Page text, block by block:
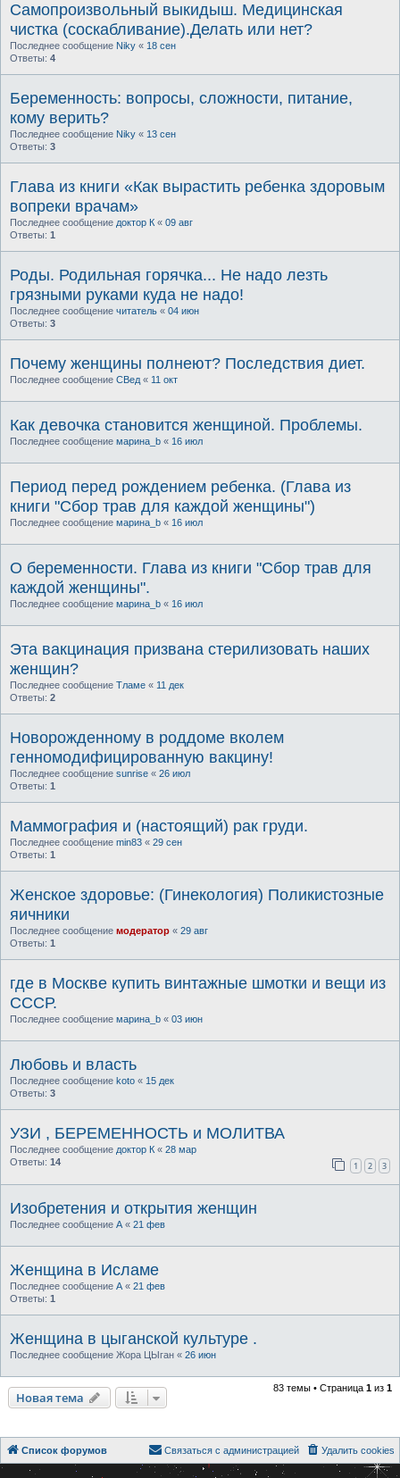
Самопроизвольный выкидыш. Медицинская
чистка (соскабливание).Делать или нет?
Последнее сообщение Niky « 18 сен
Ответы: 4
Беременность: вопросы, сложности, питание,
кому верить?
Последнее сообщение Niky « 13 сен
Ответы: 3
Глава из книги «Как вырастить ребенка здоровым
вопреки врачам»
Последнее сообщение доктор К « 09 авг
Ответы: 1
Роды. Родильная горячка... Не надо лезть
грязными руками куда не надо!
Последнее сообщение читатель « 04 июн
Ответы: 3
Почему женщины полнеют? Последствия диет.
Последнее сообщение СВед « 11 окт
Как девочка становится женщиной. Проблемы.
Последнее сообщение марина_b « 16 июл
Период перед рождением ребенка. (Глава из
книги "Сбор трав для каждой женщины")
Последнее сообщение марина_b « 16 июл
О беременности. Глава из книги "Сбор трав для
каждой женщины".
Последнее сообщение марина_b « 16 июл
Эта вакцинация призвана стерилизовать наших
женщин?
Последнее сообщение Тламе « 11 дек
Ответы: 2
Новорожденному в роддоме вколем
генномодифицированную вакцину!
Последнее сообщение sunrise « 26 июл
Ответы: 1
Маммография и (настоящий) рак груди.
Последнее сообщение min83 « 29 сен
Ответы: 1
Женское здоровье: (Гинекология) Поликистозные
яичники
Последнее сообщение модератор « 29 авг
Ответы: 1
где в Москве купить винтажные шмотки и вещи из
СССР.
Последнее сообщение марина_b « 03 июн
Любовь и власть
Последнее сообщение koto « 15 дек
Ответы: 3
УЗИ , БЕРЕМЕННОСТЬ и МОЛИТВА
Последнее сообщение доктор К « 28 мар
Ответы: 14 1 2 3
Изобретения и открытия женщин
Последнее сообщение А « 21 фев
Женщина в Исламе
Последнее сообщение А « 21 фев
Ответы: 1
Женщина в цыганской культуре .
Последнее сообщение Жора ЦЫган « 26 июн
Новая тема
83 темы • Страница 1 из 1
Список форумов Удалить cookies
Связаться с администрацией